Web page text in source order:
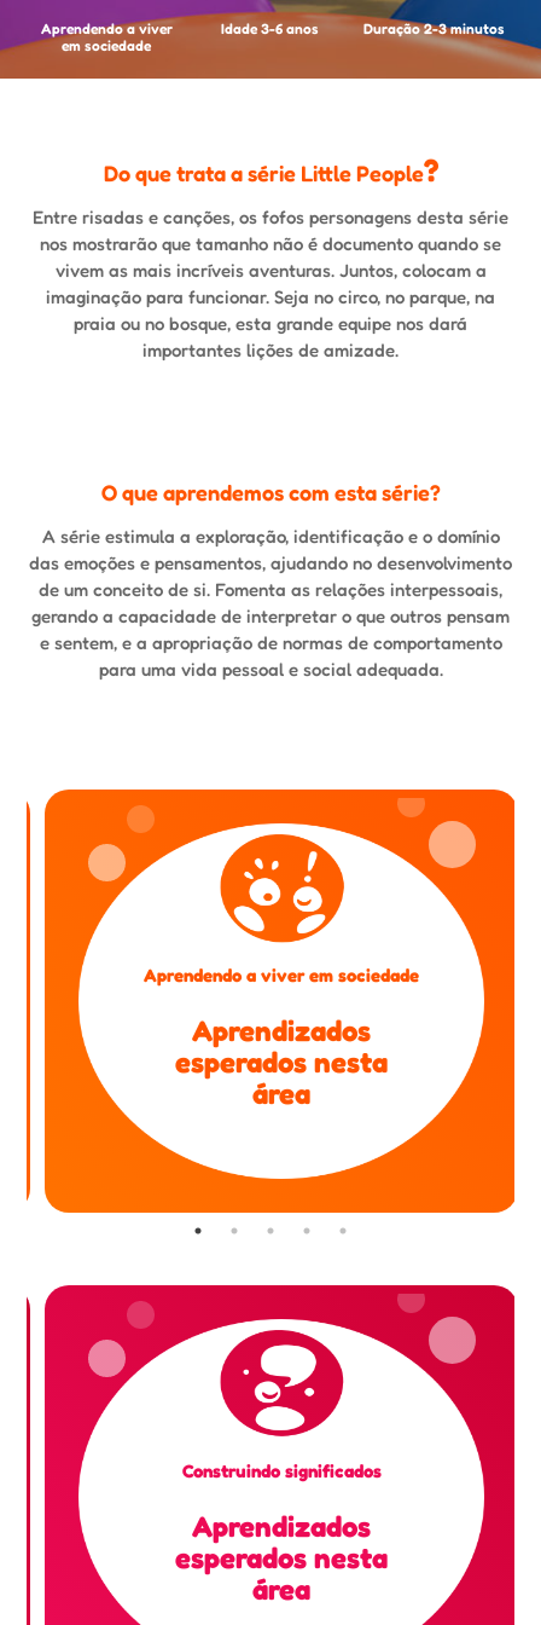
Aprendendo a viver
em sociedade
Idade 3-6 anos Duração 2-3 minutos
Do que trata a série Little People?
Entre risadas e canções, os fofos personagens desta série
nos mostrarão que tamanho não é documento quando se
vivem as mais incríveis aventuras. Juntos, colocam a
imaginação para funcionar. Seja no circo, no parque, na
praia ou no bosque, esta grande equipe nos dará
importantes lições de amizade.
O que aprendemos com esta série?
A série estimula a exploração, identificação e o domínio
das emoções e pensamentos, ajudando no desenvolvimento
de um conceito de si. Fomenta as relações interpessoais,
gerando a capacidade de interpretar o que outros pensam
e sentem, e a apropriação de normas de comportamento
para uma vida pessoal e social adequada.
Aprendendo a viver em sociedade
Aprendizados
esperados nesta
área
Construindo significados
Aprendizados
esperados nesta
área